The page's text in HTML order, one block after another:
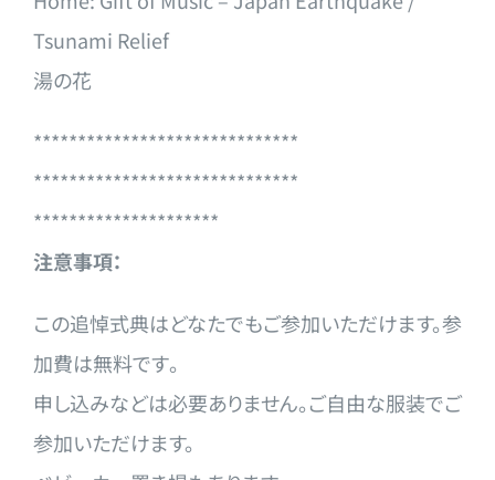
Tsunami Relief
湯の花
******************************
******************************
*********************
注意事項：
この追悼式典はどなたでもご参加いただけます。参
加費は無料です。
申し込みなどは必要ありません。ご自由な服装でご
参加いただけます。